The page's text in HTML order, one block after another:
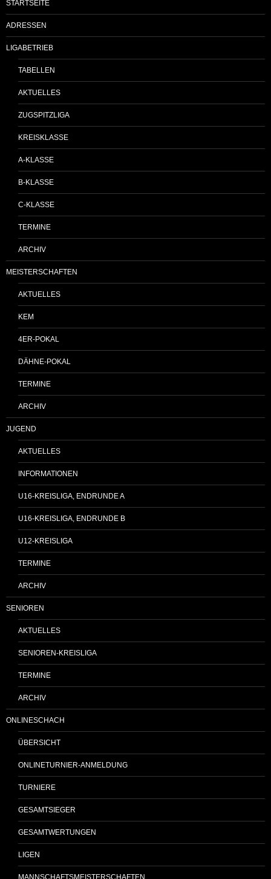
STARTSEITE
ADRESSEN
LIGABETRIEB
TABELLEN
AKTUELLES
ZUGSPITZLIGA
KREISKLASSE
A-KLASSE
B-KLASSE
C-KLASSE
TERMINE
ARCHIV
MEISTERSCHAFTEN
AKTUELLES
KEM
4ER-POKAL
DÄHNE-POKAL
TERMINE
ARCHIV
JUGEND
AKTUELLES
INFORMATIONEN
U16-KREISLIGA, ENDRUNDE A
U16-KREISLIGA, ENDRUNDE B
U12-KREISLIGA
TERMINE
ARCHIV
SENIOREN
AKTUELLES
SENIOREN-KREISLIGA
TERMINE
ARCHIV
ONLINESCHACH
ÜBERSICHT
ONLINETURNIER-ANMELDUNG
TURNIERE
GESAMTSIEGER
GESAMTWERTUNGEN
LIGEN
MANNSCHAFTSMEISTERSCHAFTEN